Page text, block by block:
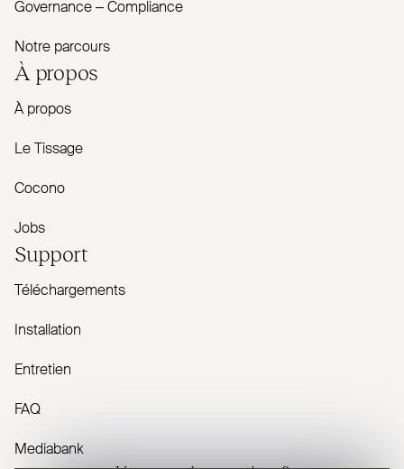
Governance – Com­pliance
Notre parcours
À propos
À propos
Le Tissage
Cocono
Jobs
Support
Téléchargements
Installation
Entretien
FAQ
Mediabank